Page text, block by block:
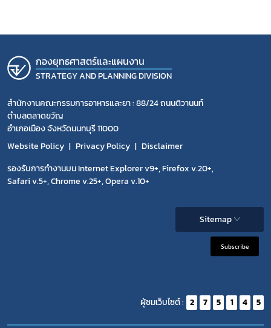
กองยุทธศาสตร์และแผนงาน
STRATEGY AND PLANNING DIVISION
สำนักงานคณะกรรมการอาหารและยา : 88/24 ถนนติวานนท์
ตำบลตลาดขวัญ
อำเภอเมือง จังหวัดนนทบุรี 11000
Website Policy
Privacy Policy
Disclaimer
รองรับการทำงานบน Internet Explorer v9+, Firefox v.20+,
Safari v.5+, Chrome v.25+, Opera v.10+
Sitemap
Subscribe
ผู้ชมเว็บไซต์ : 2 7 5 1 4 5